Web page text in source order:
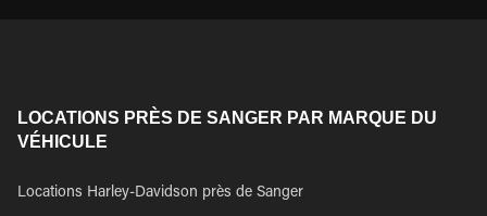
LOCATIONS PRÈS DE SANGER PAR MARQUE DU
VÉHICULE
Locations Harley-Davidson près de Sanger